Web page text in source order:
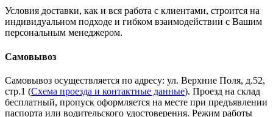
Условия доставки, как и вся работа с клиентами, строится на
индивидуальном подходе и гибком взаимодействии с Вашим
персональным менеджером.
Самовывоз
Самовывоз осуществляется по адресу: ул. Верхние Поля, д.52,
стр.1 (Схема проезда и контактные данные). Проезд на склад
бесплатный, пропуск оформляется на месте при предъявлении
паспорта или водительского удостоверения. Режим работы